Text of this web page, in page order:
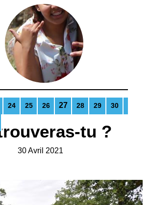
tu ?
30 Avril 2021
24 25 26 27 28 29 30